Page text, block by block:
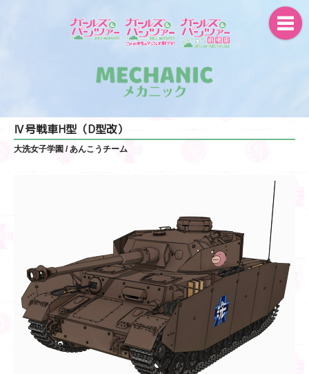
Ⅳ号戦車H型（D型改）
大洗女子学園 / あんこうチーム